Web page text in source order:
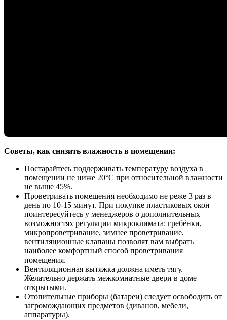
Советы, как снизить влажность в помещении:
Постарайтесь поддерживать температуру воздуха в
помещении не ниже 20°С при относительной влажности
не выше 45%.
Проветривать помещения необходимо не реже 3 раз в
день по 10-15 минут. При покупке пластиковых окон
поинтересуйтесь у менеджеров о дополнительных
возможностях регуляции микроклимата: гребёнки,
микропроветривание, зимнее проветривание,
вентиляционные клапаны позволят вам выбрать
наиболее комфортный способ проветривания
помещения.
Вентиляционная вытяжка должна иметь тягу.
Желательно держать межкомнатные двери в доме
открытыми.
Отопительные приборы (батареи) следует освободить от
загромождающих предметов (диванов, мебели,
аппаратуры).